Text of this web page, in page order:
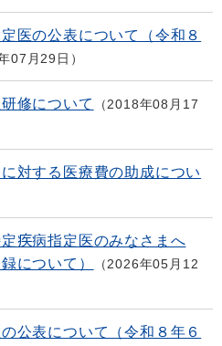
医の公表について（令和８
07月29日
修について
2018年08月17
対する医療費の助成につい
疾病指定医のみなさまへ
について）
2026年05月12
公表について（令和８年６